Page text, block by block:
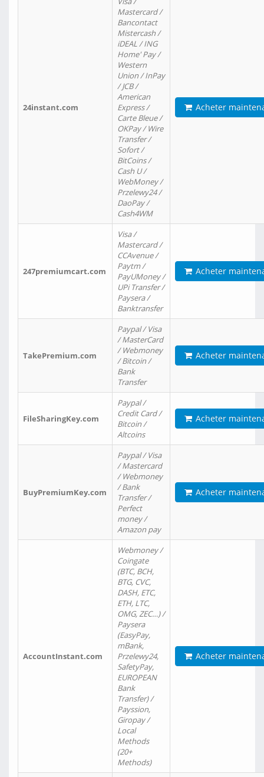
24instant.com
Mastercard /
Bancontact
Mistercash /
iDEAL / ING
Home' Pay /
Western
Union / InPay
/ JCB /
American
Express /
Carte Bleue /
OKPay / Wire
Transfer /
Sofort /
BitCoins /
Cash U /
WebMoney /
Przelewy24 /
DaoPay /
Cash4WM
Acheter
247premiumcart.com
Visa /
Mastercard /
CCAvenue /
Paytm /
PayUMoney /
UPi Transfer /
Paysera /
Banktransfer
Acheter
TakePremium.com
Paypal / Visa
/ MasterCard
/ Webmoney
/ Bitcoin /
Bank
Transfer
Acheter
FileSharingKey.com
Paypal /
Credit Card /
Bitcoin /
Altcoins
Acheter
BuyPremiumKey.com
Paypal / Visa
/ Mastercard
/ Webmoney
/ Bank
Transfer /
Perfect
money /
Amazon pay
Acheter
AccountInstant.com
Webmoney /
Coingate
(BTC, BCH,
BTG, CVC,
DASH, ETC,
ETH, LTC,
OMG, ZEC…) /
Paysera
(EasyPay,
mBank,
Przelewy24,
SafetyPay,
EUROPEAN
Bank
Transfer) /
Payssion,
Giropay /
Local
Methods
(20+
Methods)
Acheter